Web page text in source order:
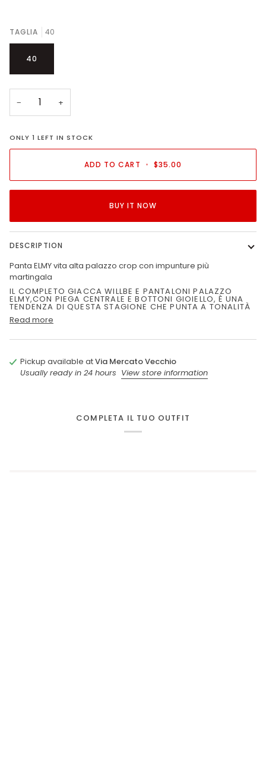
TAGLIA 40
40
− +
ONLY1 LEFT IN STOCK
ADD TO CART • $35.00
BUY IT NOW
DESCRIPTION
Panta ELMY vita alta palazzo crop con impunture più
martingala
IL COMPLETO GIACCA WILLBE E PANTALONI PALAZZO
ELMY,CON PIEGA CENTRALE E BOTTONI GIOIELLO, È UNA
TENDENZA DI QUESTA STAGIONE CHE PUNTA A TONALITÀ
Read more
Pickup available atVia Mercato Vecchio
Usually ready in 24 hours View store information
COMPLETA IL TUO OUTFIT